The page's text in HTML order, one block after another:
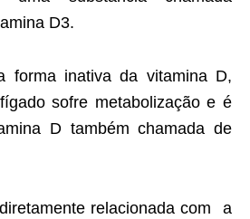
D3.
forma inativa da vitamina D,
sofre metabolização e é
D também chamada de
relacionada com a